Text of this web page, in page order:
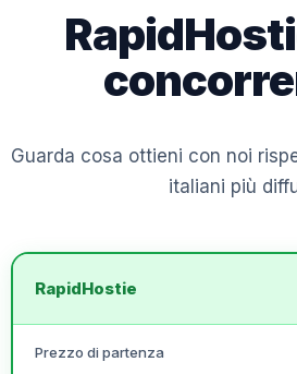
Guarda cosa ottieni con noi
italiani più
RapidHostie
Prezzo di partenza